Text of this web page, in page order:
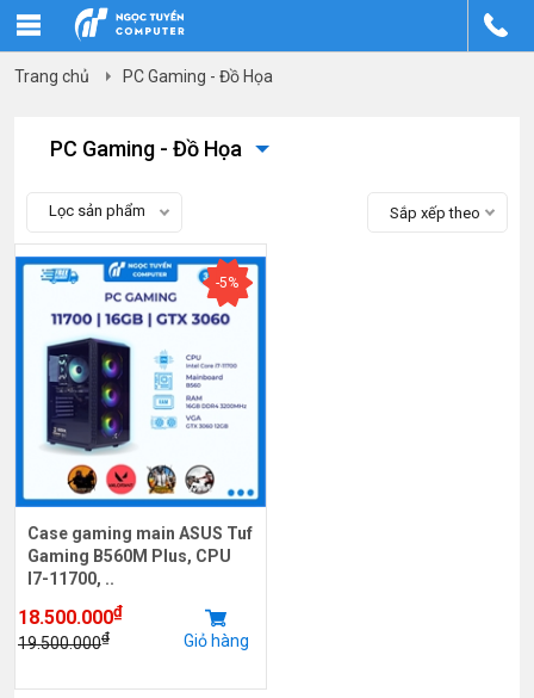
Trang chủ PC Gaming - Đồ Họa
PC Gaming - Đồ Họa
Lọc sản phẩm Sắp xếp theo
-5%
Case gaming main ASUS Tuf
Gaming B560M Plus, CPU
I7-11700, ..
18.500.000₫
19.500.000₫ Giỏ hàng